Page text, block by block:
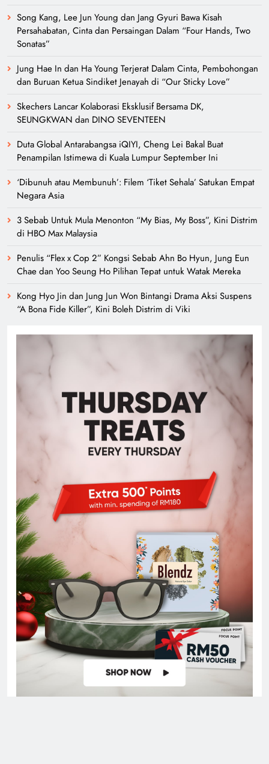
Song Kang, Lee Jun Young dan Jang Gyuri Bawa Kisah
Persahabatan, Cinta dan Persaingan Dalam “Four Hands, Two
Sonatas”
Jung Hae In dan Ha Young Terjerat Dalam Cinta, Pembohongan
dan Buruan Ketua Sindiket Jenayah di “Our Sticky Love”
Skechers Lancar Kolaborasi Eksklusif Bersama DK,
SEUNGKWAN dan DINO SEVENTEEN
Duta Global Antarabangsa iQIYI, Cheng Lei Bakal Buat
Penampilan Istimewa di Kuala Lumpur September Ini
‘Dibunuh atau Membunuh’: Filem ‘Tiket Sehala’ Satukan Empat
Negara Asia
3 Sebab Untuk Mula Menonton “My Bias, My Boss”, Kini Distrim
di HBO Max Malaysia
Penulis “Flex x Cop 2” Kongsi Sebab Ahn Bo Hyun, Jung Eun
Chae dan Yoo Seung Ho Pilihan Tepat untuk Watak Mereka
Kong Hyo Jin dan Jung Jun Won Bintangi Drama Aksi Suspens
“A Bona Fide Killer”, Kini Boleh Distrim di Viki